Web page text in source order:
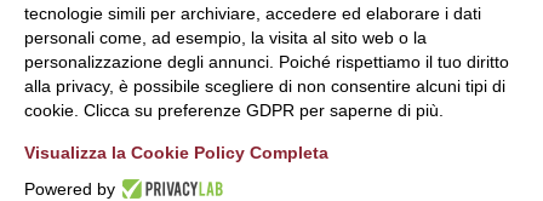
tecnologie simili per archiviare, accedere ed elaborare i dati
personali come, ad esempio, la visita al sito web o la
personalizzazione degli annunci. Poiché rispettiamo il tuo diritto
alla privacy, è possibile scegliere di non consentire alcuni tipi di
cookie. Clicca su preferenze GDPR per saperne di più.
Visualizza la Cookie Policy Completa
Powered by